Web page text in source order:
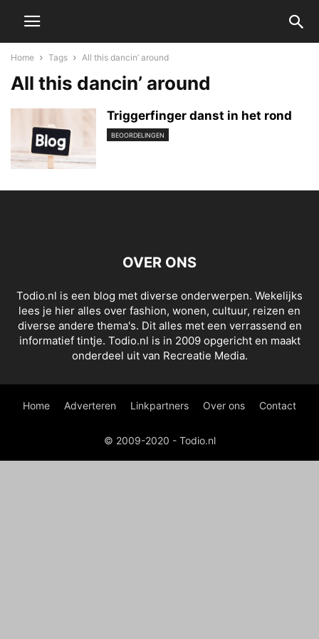
Home Tags All this dancin’ around
All this dancin’ around
Triggerfinger danst in het rond
BEOORDELINGEN
OVER ONS
Todio.nl is een blog met diverse onderwerpen. Wekelijks
lees je hier alles over fashion, wonen, cultuur, reizen en
diverse andere thema's. Dit alles met een verrassend en
informatief tintje. Todio.nl is in 2009 opgericht en maakt
onderdeel uit van Recreatie Media.
Home Adverteren Linkpartners Over ons Contact
© 2009-2020 - Todio.nl